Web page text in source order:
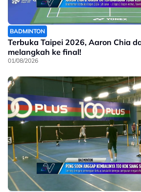
BADMINTON
Terbuka Taipei 2026, Aaron Chia
melangkah ke final!
01/08/2026